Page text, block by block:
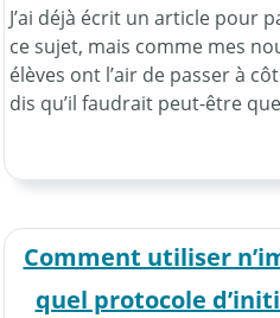
J’ai déjà écrit un article pour
ce sujet, mais comme mes
élèves ont l’air de passer à
dis qu’il faudrait peut-être
Comment utiliser
quel protocole